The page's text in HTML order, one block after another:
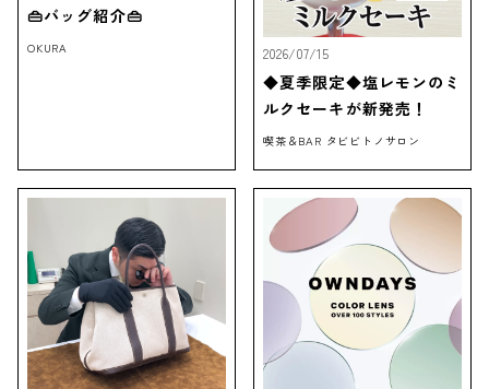
👜バッグ紹介👜
OKURA 2026/07/15
◆夏季限定◆塩レモンのミ
ルクセーキが新発売！
喫茶＆BAR タビビトノサロン